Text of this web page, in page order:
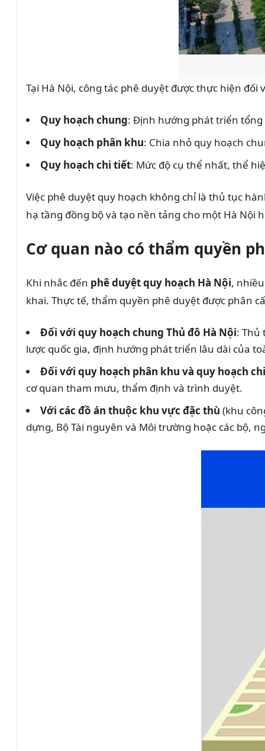
Tại Hà Nội, công tác phê duyệt được thực hiện
Quy hoạch chung: Định hướng phát triển
Quy hoạch phân khu: Chia nhỏ quy hoạch
Quy hoạch chi tiết: Mức độ cụ thể nhất, thể
Việc phê duyệt quy hoạch không chỉ là thủ tục
hạ tầng đồng bộ và tạo nền tảng cho một Hà Nội
Cơ quan nào có thẩm quyền
Khi nhắc đến phê duyệt quy hoạch Hà Nội,
khai. Thực tế, thẩm quyền phê duyệt được phân
Đối với quy hoạch chung Thủ đô Hà Nội: Thủ
lược quốc gia, định hướng phát triển lâu dài của
Đối với quy hoạch phân khu và quy hoạch
cơ quan tham mưu, thẩm định và trình duyệt.
Với các đồ án thuộc khu vực đặc thù (khu
dựng, Bộ Tài nguyên và Môi trường hoặc các bộ,